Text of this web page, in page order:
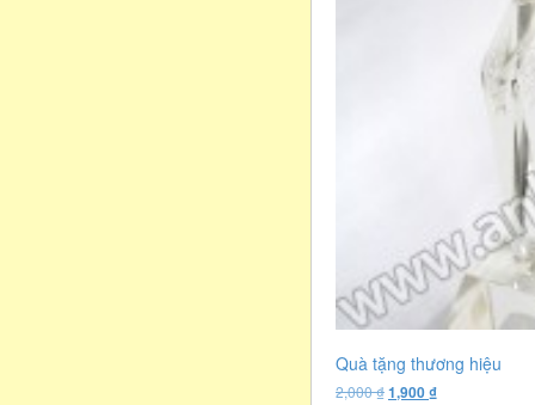
Quà tặng thương hiệu
2,000₫Original
1,900₫Current